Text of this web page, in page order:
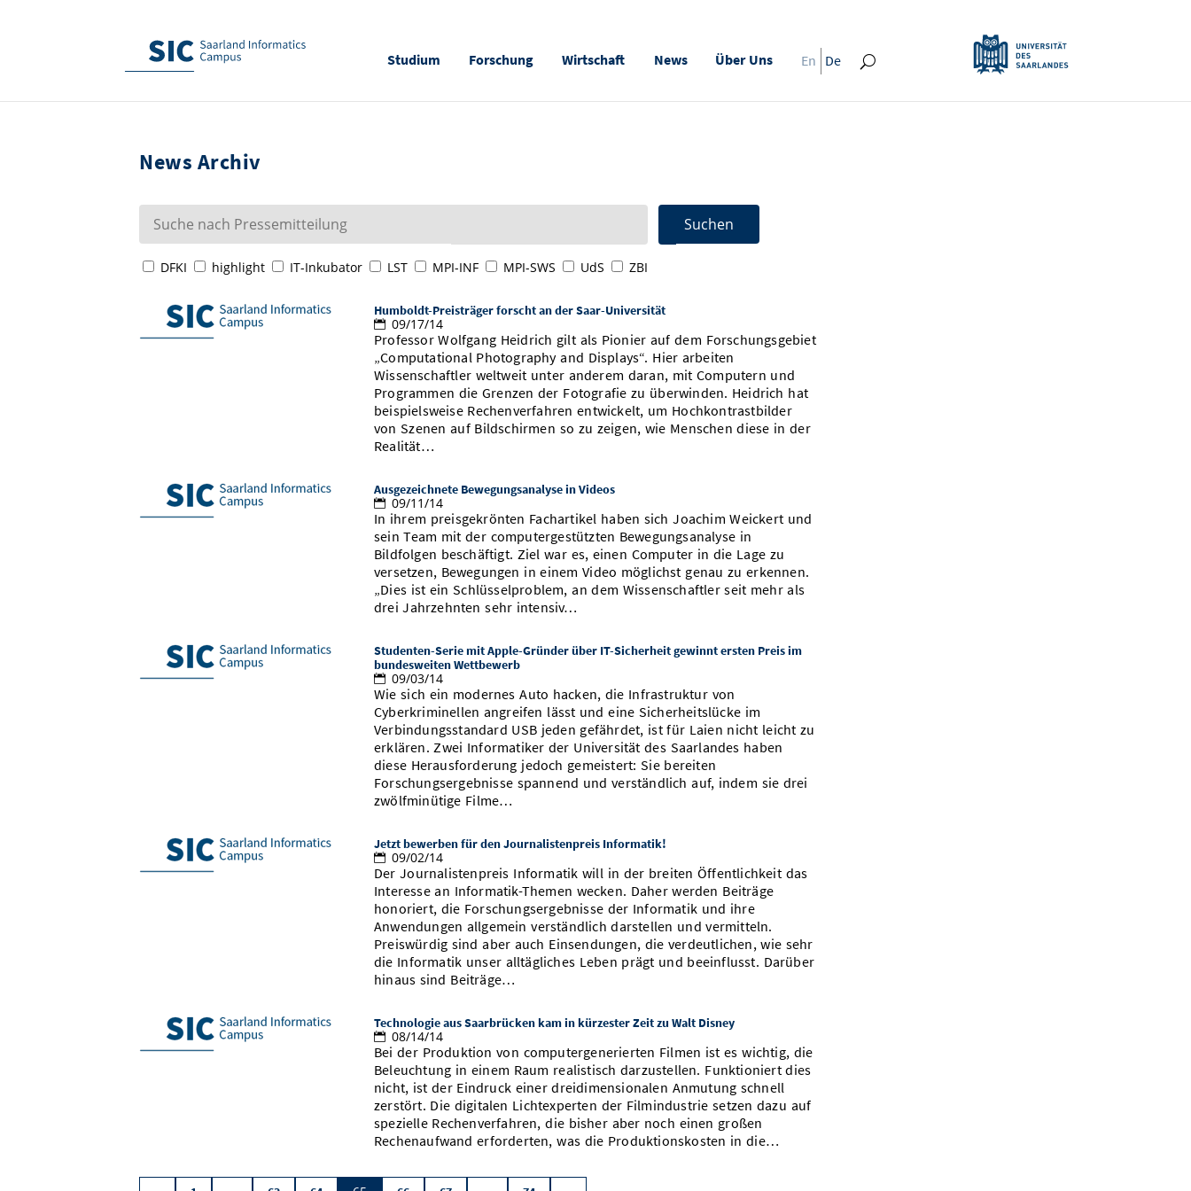
Studium Forschung Wirtschaft News Über Uns En De
News Archiv
DFKI highlight IT-Inkubator LST MPI-INF MPI-SWS UdS ZBI
Humboldt-Preisträger forscht an der Saar-Universität
09/17/14
Professor Wolfgang Heidrich gilt als Pionier auf dem Forschungsgebiet
„Computational Photography and Displays“. Hier arbeiten
Wissenschaftler weltweit unter anderem daran, mit Computern und
Programmen die Grenzen der Fotografie zu überwinden. Heidrich hat
beispielsweise Rechenverfahren entwickelt, um Hochkontrastbilder
von Szenen auf Bildschirmen so zu zeigen, wie Menschen diese in der
Realität…
Ausgezeichnete Bewegungsanalyse in Videos
09/11/14
In ihrem preisgekrönten Fachartikel haben sich Joachim Weickert und
sein Team mit der computergestützten Bewegungsanalyse in
Bildfolgen beschäftigt. Ziel war es, einen Computer in die Lage zu
versetzen, Bewegungen in einem Video möglichst genau zu erkennen.
„Dies ist ein Schlüsselproblem, an dem Wissenschaftler seit mehr als
drei Jahrzehnten sehr intensiv…
Studenten-Serie mit Apple-Gründer über IT-Sicherheit gewinnt ersten Preis im
bundesweiten Wettbewerb
09/03/14
Wie sich ein modernes Auto hacken, die Infrastruktur von
Cyberkriminellen angreifen lässt und eine Sicherheitslücke im
Verbindungsstandard USB jeden gefährdet, ist für Laien nicht leicht zu
erklären. Zwei Informatiker der Universität des Saarlandes haben
diese Herausforderung jedoch gemeistert: Sie bereiten
Forschungsergebnisse spannend und verständlich auf, indem sie drei
zwölfminütige Filme…
Jetzt bewerben für den Journalistenpreis Informatik!
09/02/14
Der Journalistenpreis Informatik will in der breiten Öffentlichkeit das
Interesse an Informatik-Themen wecken. Daher werden Beiträge
honoriert, die Forschungsergebnisse der Informatik und ihre
Anwendungen allgemein verständlich darstellen und vermitteln.
Preiswürdig sind aber auch Einsendungen, die verdeutlichen, wie sehr
die Informatik unser alltägliches Leben prägt und beeinflusst. Darüber
hinaus sind Beiträge…
Technologie aus Saarbrücken kam in kürzester Zeit zu Walt Disney
08/14/14
Bei der Produktion von computergenerierten Filmen ist es wichtig, die
Beleuchtung in einem Raum realistisch darzustellen. Funktioniert dies
nicht, ist der Eindruck einer dreidimensionalen Anmutung schnell
zerstört. Die digitalen Lichtexperten der Filmindustrie setzen dazu auf
spezielle Rechenverfahren, die bisher aber noch einen großen
Rechenaufwand erforderten, was die Produktionskosten in die…